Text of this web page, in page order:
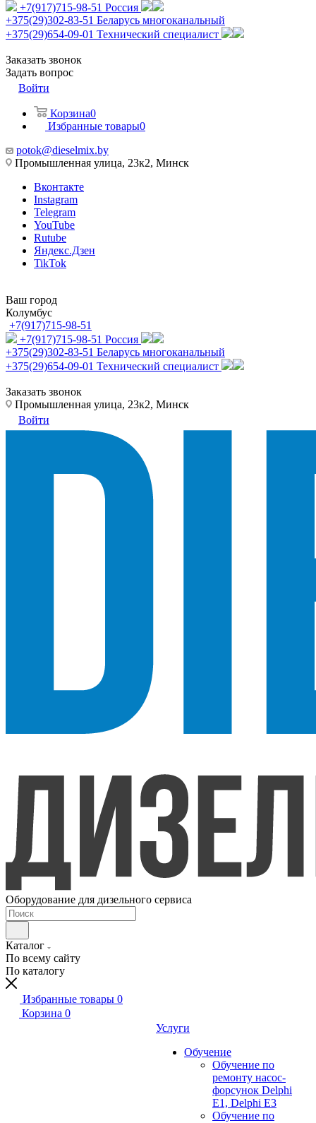
+7(917)715-98-51 Россия
+375(29)302-83-51 Беларусь многоканальный
+375(29)654-09-01 Технический специалист
Заказать звонок
Задать вопрос
Войти
Корзина0
Избранные товары0
potok@dieselmix.by
Промышленная улица, 23к2, Минск
Вконтакте
Instagram
Telegram
YouTube
Rutube
Яндекс.Дзен
TikTok
Ваш город
Колумбус
+7(917)715-98-51
+7(917)715-98-51 Россия
+375(29)302-83-51 Беларусь многоканальный
+375(29)654-09-01 Технический специалист
Заказать звонок
Промышленная улица, 23к2, Минск
Войти
Оборудование для дизельного сервиса
Каталог
По всему сайту
По каталогу
Избранные товары 0
Корзина 0
Услуги
Обучение
Обучение по
ремонту насос-
форсунок Delphi
E1, Delphi E3
Обучение по